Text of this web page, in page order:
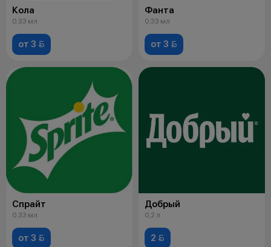
Кола
0.33 мл
от 3 
Фанта
0.33 мл
от 3 
Спрайт
0.33 мл
от 3 
Добрый
0,2 л
2 